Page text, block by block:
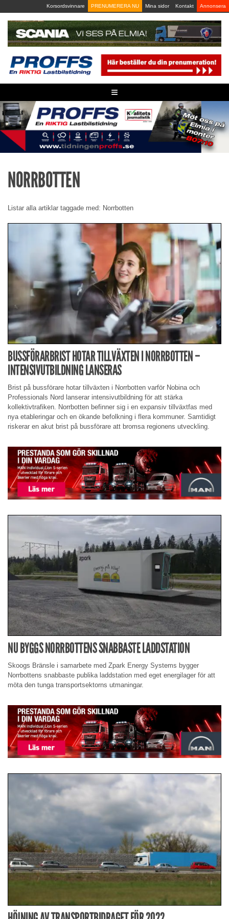
to
content
Korsordsvinnare PRENUMERERA NU Mina sidor Kontakt Annonsera
≡
NORRBOTTEN
Listar alla artiklar taggade med: Norrbotten
BUSSFÖRARBRIST HOTAR TILLVÄXTEN I NORRBOTTEN –
INTENSIVUTBILDNING LANSERAS
Brist på bussförare hotar tillväxten i Norrbotten varför Nobina och
Professionals Nord lanserar intensivutbildning för att stärka
kollektivtrafiken. Norrbotten befinner sig i en expansiv tillväxtfas med
nya etableringar och en ökande befolkning i flera kommuner. Samtidigt
riskerar en akut brist på bussförare att bromsa regionens utveckling.
NU BYGGS NORRBOTTENS SNABBASTE LADDSTATION
Skoogs Bränsle i samarbete med Zpark Energy Systems bygger
Norrbottens snabbaste publika laddstation med eget energilager för att
möta den tunga transportsektorns utmaningar.